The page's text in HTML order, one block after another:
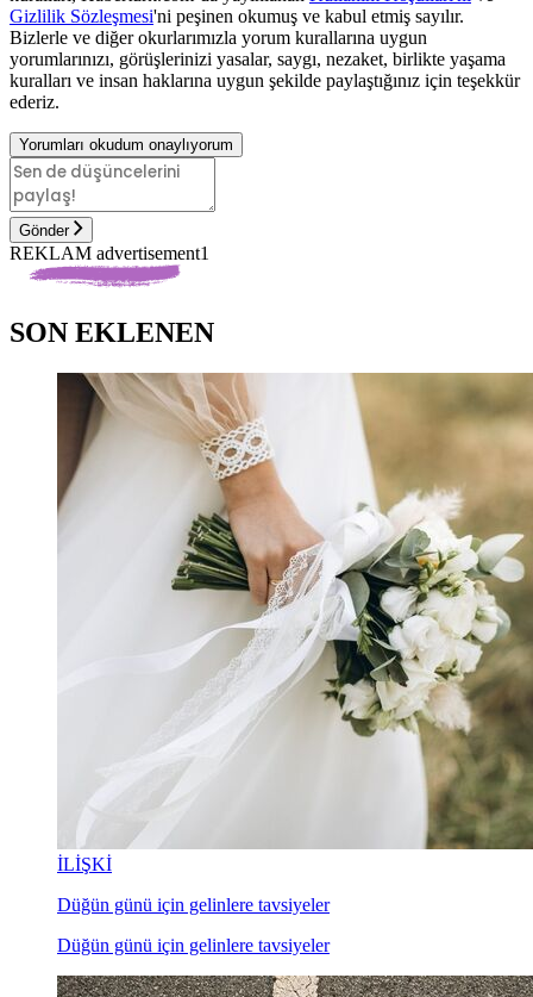
Gizlilik Sözleşmesi'ni peşinen okumuş ve kabul etmiş sayılır.
Bizlerle ve diğer okurlarımızla yorum kurallarına uygun
yorumlarınızı, görüşlerinizi yasalar, saygı, nezaket, birlikte yaşama
kuralları ve insan haklarına uygun şekilde paylaştığınız için teşekkür
ederiz.
Yorumları okudum onaylıyorum
Gönder
REKLAM advertisement1
SON EKLENEN
İLİŞKİ
Düğün günü için gelinlere tavsiyeler
Düğün günü için gelinlere tavsiyeler